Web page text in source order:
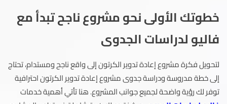
خطوتك الأولى نحو مشروع ناجح تبدأ مع
فاليو لدراسات الجدوى
لتحويل فكرة مشروع إعادة تدوير الكرتون إلى واقع ناجح ومستدام، تحتاج
إلى خطة مدروسة ودراسة جدوى مشروع إعادة تدوير الكرتون احترافية
توفر لك رؤية واضحة لجميع جوانب المشروع. هنا تأتي أهمية خدمات